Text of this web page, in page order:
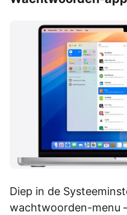
Diep in de
wachtwoorden-menu